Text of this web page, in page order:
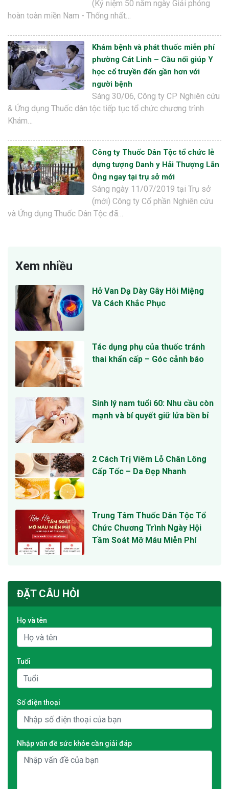
(Kỷ niệm 50 năm ngày Giải phóng
hoàn toàn miền Nam - Thống nhất…
Khám bệnh và phát thuốc miễn phí
phường Cát Linh – Cầu nối giúp Y
học cổ truyền đến gần hơn với
người bệnh
Sáng 30/06, Công ty CP Nghiên cứu
& Ứng dụng Thuốc dân tộc tiếp tục tổ chức chương trình
Khám…
Công ty Thuốc Dân Tộc tổ chức lễ
dựng tượng Danh y Hải Thượng Lãn
Ông ngay tại trụ sở mới
Sáng ngày 11/07/2019 tại Trụ sở
(mới) Công ty Cổ phần Nghiên cứu
và Ứng dụng Thuốc Dân Tộc đã…
Xem nhiều
Hở Van Dạ Dày Gây Hôi Miệng
Và Cách Khắc Phục
Tác dụng phụ của thuốc tránh
thai khẩn cấp – Góc cảnh báo
Sinh lý nam tuổi 60: Nhu cầu còn
mạnh và bí quyết giữ lửa bền bỉ
2 Cách Trị Viêm Lỗ Chân Lông
Cấp Tốc – Da Đẹp Nhanh
Trung Tâm Thuốc Dân Tộc Tổ
Chức Chương Trình Ngày Hội
Tầm Soát Mỡ Máu Miễn Phí
ĐẶT CÂU HỎI
Họ và tên
Tuổi
Số điện thoại
Nhập vấn đề sức khỏe cần giải đáp